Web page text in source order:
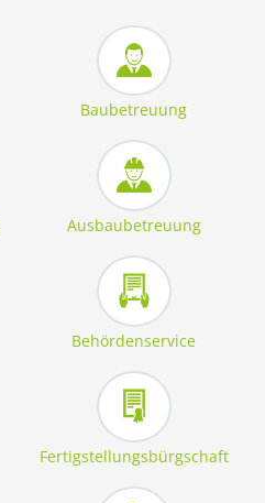
Baubetreuung
Ausbaubetreuung
Behördenservice
Fertigstellungsbürgschaft